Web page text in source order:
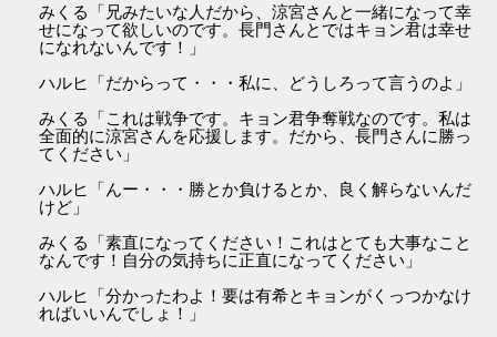
みくる「兄みたいな人だから、涼宮さんと一緒になって幸
せになって欲しいのです。長門さんとではキョン君は幸せ
になれないんです！」
ハルヒ「だからって・・・私に、どうしろって言うのよ」
みくる「これは戦争です。キョン君争奪戦なのです。私は
全面的に涼宮さんを応援します。だから、長門さんに勝っ
てください」
ハルヒ「んー・・・勝とか負けるとか、良く解らないんだ
けど」
みくる「素直になってください！これはとても大事なこと
なんです！自分の気持ちに正直になってください」
ハルヒ「分かったわよ！要は有希とキョンがくっつかなけ
ればいいんでしょ！」